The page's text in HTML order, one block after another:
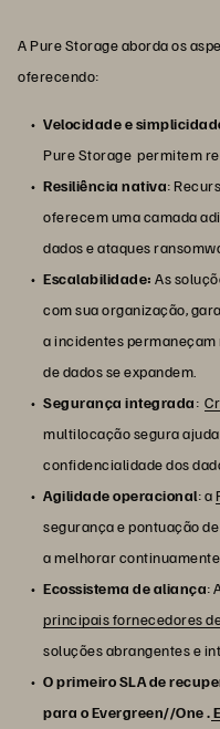
A Pure Storage aborda os
oferecendo:
Velocidade e
Pure Storage permitem
Resiliência nativa:
oferecem uma camada
dados e ataques
Escalabilidade: As
com sua organização,
a incidentes
de dados se expandem.
Segurança integrada:
multilocação segura
confidencialidade dos
Agilidade operacional: a
segurança e pontuação
a melhorar
Ecossistema de aliança:
principais fornecedores
soluções abrangentes e
O primeiro SLA de
para o Evergreen//One .